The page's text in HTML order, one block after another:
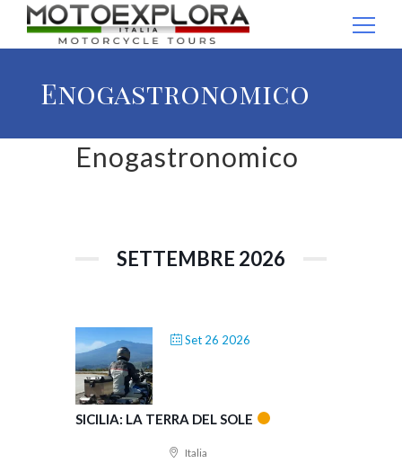
Enogastronomico
Enogastronomico
SETTEMBRE 2026
Set 26 2026
SICILIA: LA TERRA DEL SOLE
Italia